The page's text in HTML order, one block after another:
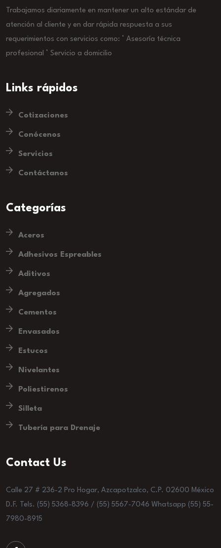
Trabajamos diariamente en mantener un alto estándar de
atención al cliente y en dar rápida respuesta a sus
requerimientos con servicios como: ° Asesoría técnica
profesional ° Servicio a domicilio
Links rápidos
Cotizaciones
Conócenos
Servicios
Contáctanos
Categorías
Aceros
Adhesivos Espreables
Aditivos
Agregados
Cementos
Envasados
Estucos
Nivelantes
Poliestirenos
Silleta
Tubería para Drenaje
Contact Us
Calle 27 # 236-2 Pro Hogar, Azcapotzalco, C.P. 02600 México
D.F. Tels. (55) 5368-8396 / (55) 5567-7046 Whatsapp (55) 55-
7980-8915